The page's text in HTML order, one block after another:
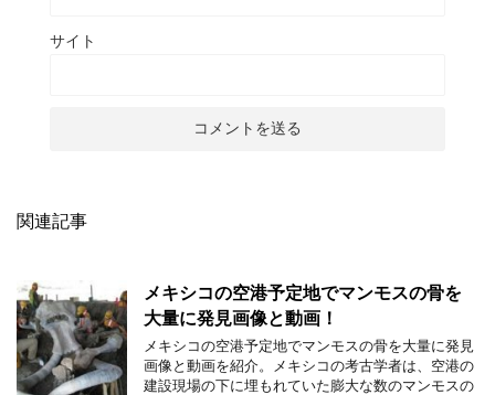
サイト
関連記事
メキシコの空港予定地でマンモスの骨を
大量に発見画像と動画！
メキシコの空港予定地でマンモスの骨を大量に発見
画像と動画を紹介。メキシコの考古学者は、空港の
建設現場の下に埋もれていた膨大な数のマンモスの